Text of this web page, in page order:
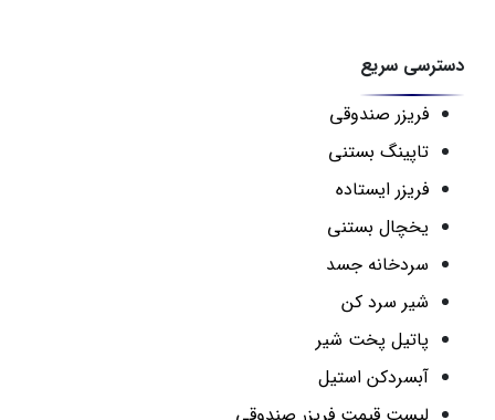
دسترسی سریع
فریزر صندوقی
تاپینگ بستنی
فریزر ایستاده
یخچال بستنی
سردخانه جسد
شیر سرد کن
پاتیل پخت شیر
آبسردکن استیل